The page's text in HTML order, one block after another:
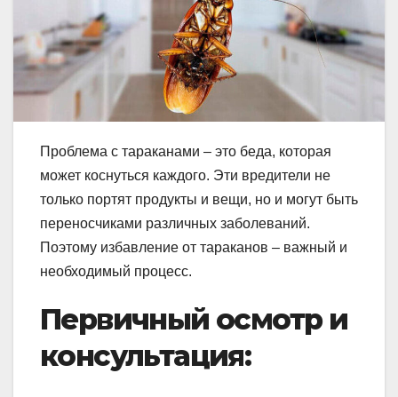
Проблема с тараканами – это беда, которая
может коснуться каждого. Эти вредители не
только портят продукты и вещи, но и могут быть
переносчиками различных заболеваний.
Поэтому избавление от тараканов – важный и
необходимый процесс.
Первичный осмотр и
консультация: